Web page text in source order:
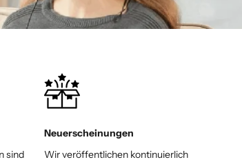
sind
Neuerscheinungen
Wir veröffentlichen kontinuierlich